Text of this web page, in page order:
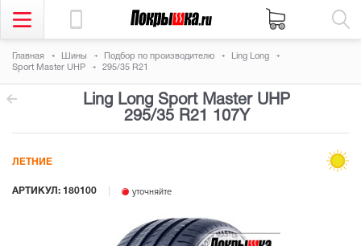
Главная Шины Подбор по производителю
Ling Long
Sport Master UHP
295/35 R21
Ling Long Sport Master UHP
295/35 R21 107Y
АРТИКУЛ: 180100 уточняйте
ЛЕТНИЕ